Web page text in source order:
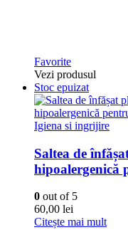
Favorite
Vezi produsul
Stoc epuizat
Igiena si ingrijire
Saltea de
hipoalergenică
0 out of 5
60,00 lei
Citește mai mult